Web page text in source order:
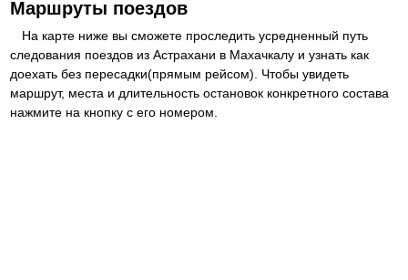
Маршруты поездов
На карте ниже вы сможете проследить усредненный путь
следования поездов из Астрахани в Махачкалу и узнать как
доехать без пересадки(прямым рейсом). Чтобы увидеть
маршрут, места и длительность остановок конкретного состава
нажмите на кнопку с его номером.